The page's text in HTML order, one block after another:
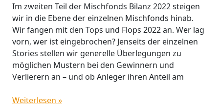
Im zweiten Teil der Mischfonds Bilanz 2022 steigen
wir in die Ebene der einzelnen Mischfonds hinab.
Wir fangen mit den Tops und Flops 2022 an. Wer lag
vorn, wer ist eingebrochen? Jenseits der einzelnen
Stories stellen wir generelle Überlegungen zu
möglichen Mustern bei den Gewinnern und
Verlierern an – und ob Anleger ihren Anteil am
Weiterlesen »